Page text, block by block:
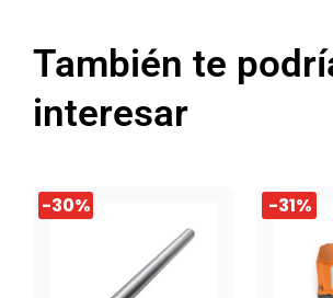
También te
interesar
-30%
El
precio
El
precio
-31%
El
precio
El
precio
actual